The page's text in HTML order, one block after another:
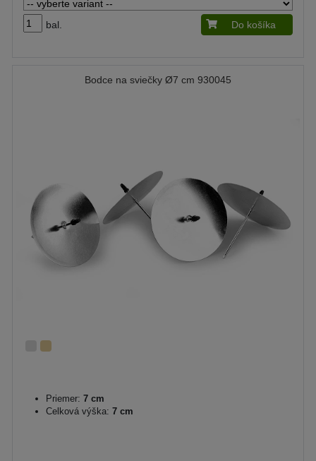
bal. Do košíka
Bodce na sviečky Ø7 cm 930045
Priemer: 7 cm
Celková výška: 7 cm